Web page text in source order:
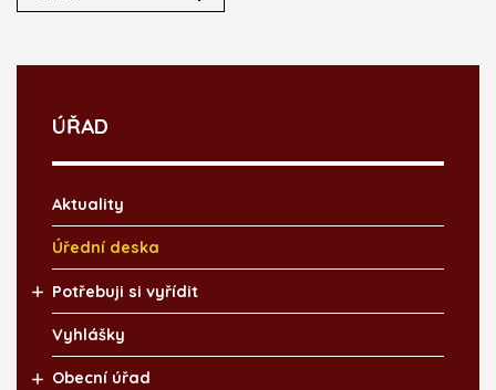
ÚŘAD
Aktuality
Úřední deska
Potřebuji si vyřídit
Vyhlášky
Obecní úřad